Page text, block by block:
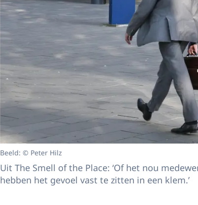
Beeld: © Peter Hilz
Uit The Smell of the Place: ‘Of het nou
hebben het gevoel vast te zitten in een klem.’